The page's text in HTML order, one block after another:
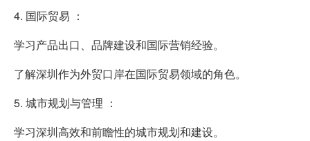
4. 国际贸易 ：
学习产品出口、品牌建设和国际营销经验。
了解深圳作为外贸口岸在国际贸易领域的角色。
5. 城市规划与管理 ：
学习深圳高效和前瞻性的城市规划和建设。